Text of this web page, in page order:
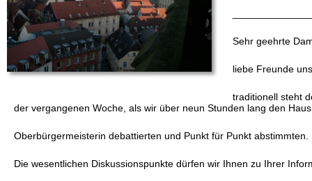
Sehr geehrte
liebe Freunde
traditionell steht
der vergangenen Woche, als wir über neun Stunden lang den
Oberbürgermeisterin debattierten und Punkt für Punkt abstimmten.
Die wesentlichen Diskussionspunkte dürfen wir Ihnen zu Ihrer